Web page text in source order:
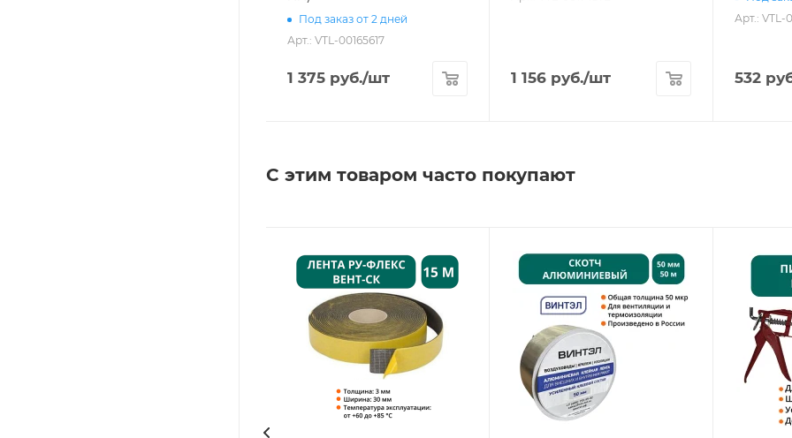
Под заказ от 2 дней
Арт.: VTL-00165617
1 375 руб./шт 1 156 руб./шт
Арт.: VTL-
532
С этим товаром часто покупают